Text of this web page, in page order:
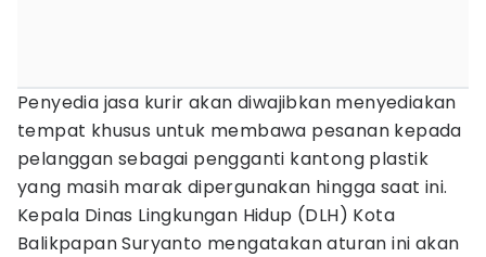
Penyedia jasa kurir akan diwajibkan menyediakan
tempat khusus untuk membawa pesanan kepada
pelanggan sebagai pengganti kantong plastik
yang masih marak dipergunakan hingga saat ini.
Kepala Dinas Lingkungan Hidup (DLH) Kota
Balikpapan Suryanto mengatakan aturan ini akan